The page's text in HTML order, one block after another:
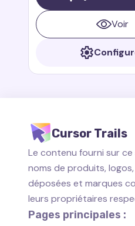
Riders. Zeppla est un
rapide et courageux qui
prêt à aider ses amis.Voir
Cursor Trails
Le contenu fourni sur
noms de produits,
déposées et marques
leurs propriétaires
Pages principales :